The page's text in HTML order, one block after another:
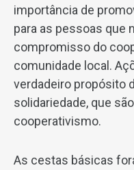
importância de
para as pessoas que
compromisso do
comunidade local.
verdadeiro propósito
solidariedade, que
cooperativismo.
As cestas básicas